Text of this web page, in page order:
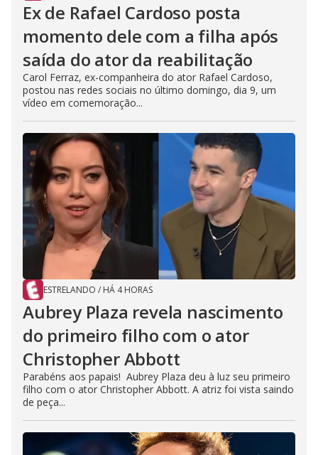
Ex de Rafael Cardoso posta
momento dele com a filha após
saída do ator da reabilitação
Carol Ferraz, ex-companheira do ator Rafael Cardoso,
postou nas redes sociais no último domingo, dia 9, um
vídeo em comemoração...
ESTRELANDO / HÁ 4 HORAS
Aubrey Plaza revela nascimento
do primeiro filho com o ator
Christopher Abbott
Parabéns aos papais! Aubrey Plaza deu à luz seu primeiro
filho com o ator Christopher Abbott. A atriz foi vista saindo
de peça...